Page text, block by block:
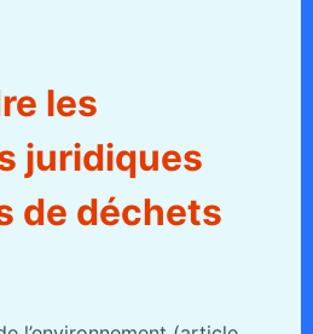
les
juridiques
de déchets